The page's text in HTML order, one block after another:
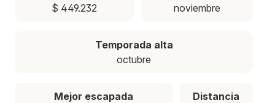
$ 449.232
noviembre
Temporada alta
octubre
Mejor escapada
Distancia